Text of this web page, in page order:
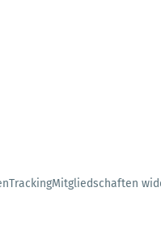
TrackingMitgliedschaften